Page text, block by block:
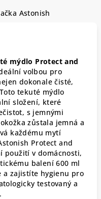
Astonish
mýdlo Protect and
volbou pro
dokonale čisté,
tekuté mýdlo
složení, které
s jemnými
zůstala jemná a
každému mytí
Protect and
použití v domácnosti,
balení 600 ml
a zajistíte hygienu pro
testovaný a